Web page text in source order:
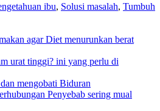
ibu, Solusi masalah, Tumbuh
agar Diet menurunkan berat
urat tinggi? ini yang perlu di
mengobati Biduran
Penyebab sering mual